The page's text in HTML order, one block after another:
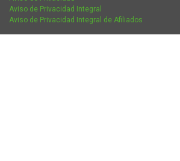
Aviso de Privacidad Integral
Aviso de Privacidad Integral de Afiliados